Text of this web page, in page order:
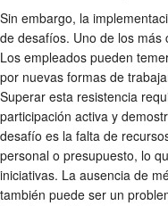
Sin embargo, la
de desafíos. Uno de los más
Los empleados pueden
por nuevas formas de
Superar esta resistencia
participación activa y
desafío es la falta de
personal o presupuesto, lo
iniciativas. La ausencia de
también puede ser un